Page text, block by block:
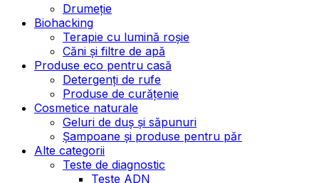
Drumeție
Biohacking
Terapie cu lumină roșie
Căni și filtre de apă
Produse eco pentru casă
Detergenți de rufe
Produse de curățenie
Cosmetice naturale
Geluri de duș și săpunuri
Șampoane și produse pentru păr
Alte categorii
Teste de diagnostic
Teste ADN